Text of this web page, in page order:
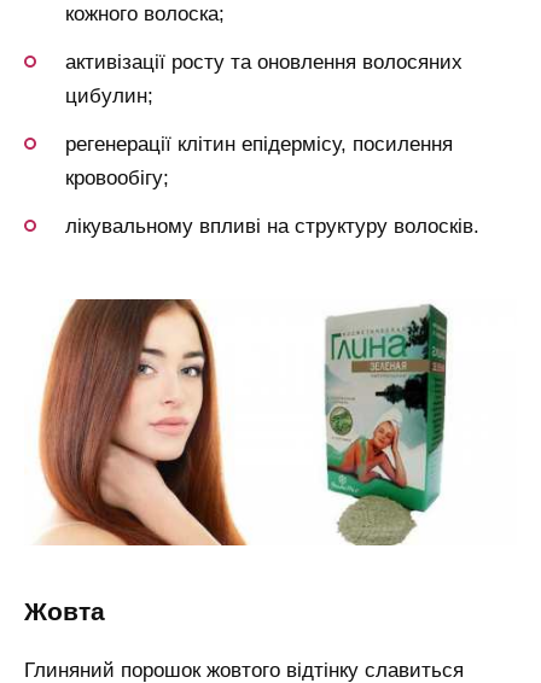
кожного волоска;
активізації росту та оновлення волосяних
цибулин;
регенерації клітин епідермісу, посилення
кровообігу;
лікувальному впливі на структуру волосків.
жовта
Глиняний порошок жовтого відтінку славиться